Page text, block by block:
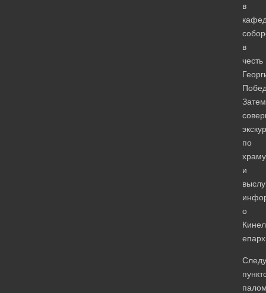
в
в
честь
Затем
по
храму
и
о